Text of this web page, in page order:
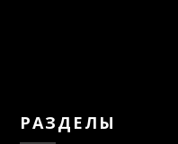
РАЗДЕЛЫ